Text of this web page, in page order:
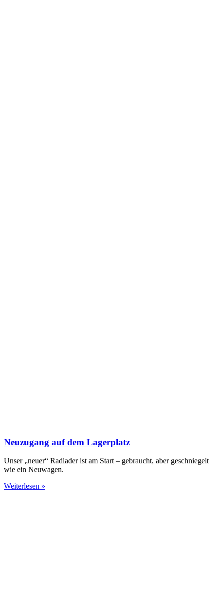
Neuzugang auf dem Lagerplatz
Unser „neuer“ Radlader ist am Start – gebraucht, aber geschniegelt
wie ein Neuwagen.
Weiterlesen »